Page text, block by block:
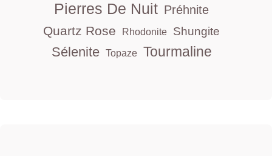
Pierres De Nuit Préhnite
Quartz Rose Rhodonite Shungite
Sélenite Topaze Tourmaline